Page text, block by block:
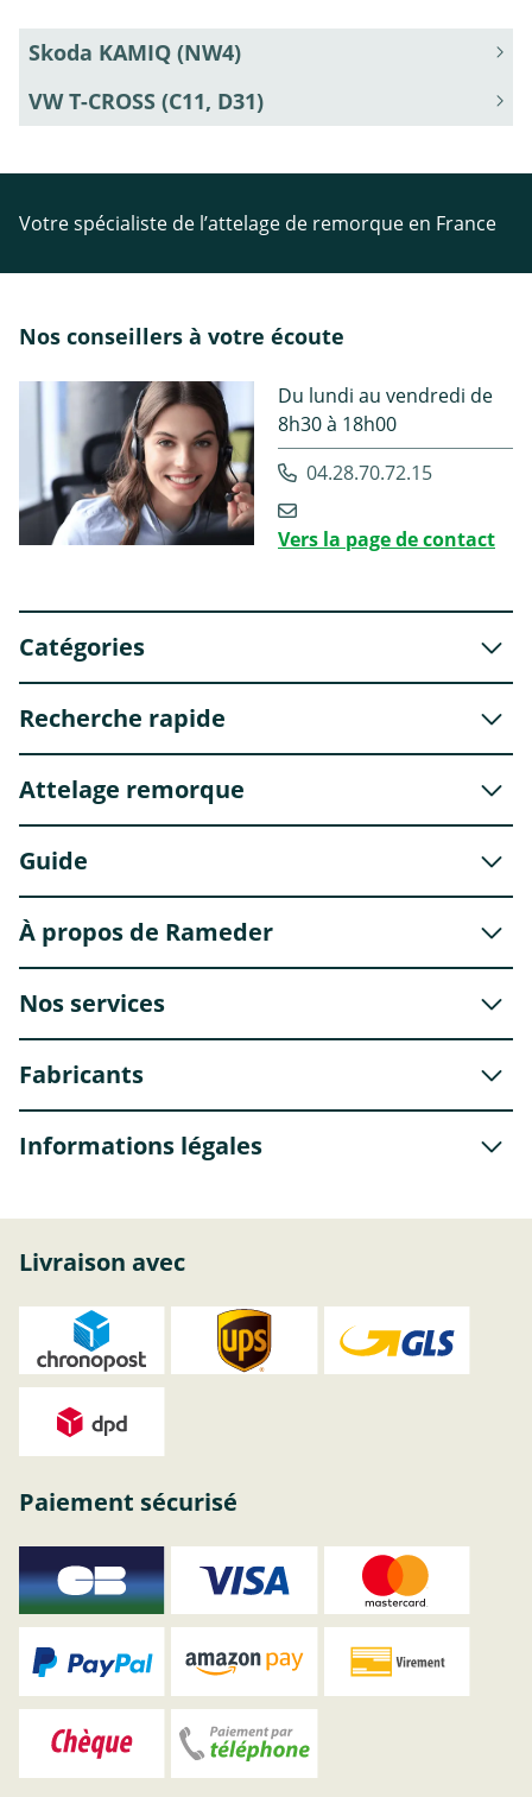
Skoda KAMIQ (NW4)
VW T-CROSS (C11, D31)
Votre spécialiste de l’attelage de remorque en France
Nos conseillers à votre écoute
Du lundi au vendredi de
8h30 à 18h00
04.28.70.72.15
Vers la page de contact
Catégories
Recherche rapide
Attelage remorque
Guide
À propos de Rameder
Nos services
Fabricants
Informations légales
Livraison avec
Paiement sécurisé